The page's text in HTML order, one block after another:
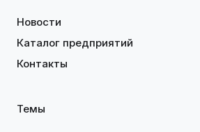
Новости
Каталог предприятий
Контакты
Темы